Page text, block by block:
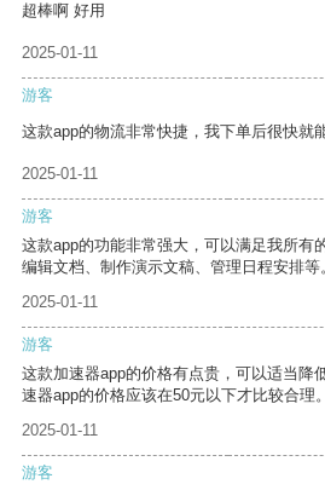
超棒啊 好用
2025-01-11
游客
这款app的物流非常快捷，我下单后很快就
2025-01-11
游客
这款app的功能非常强大，可以满足我所有
编辑文档、制作演示文稿、管理日程安排等
2025-01-11
游客
这款加速器app的价格有点贵，可以适当降
速器app的价格应该在50元以下才比较合理。
2025-01-11
游客